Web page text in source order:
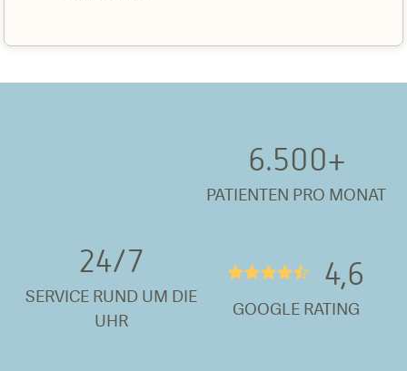
6.500+
PATIENTEN PRO MONAT
24/7
SERVICE RUND UM DIE
UHR
★★★★½ 4,6
GOOGLE RATING